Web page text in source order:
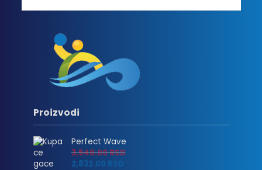
Proizvodi
Perfect Wave
3,540.00RSD
2,832.00 RSD